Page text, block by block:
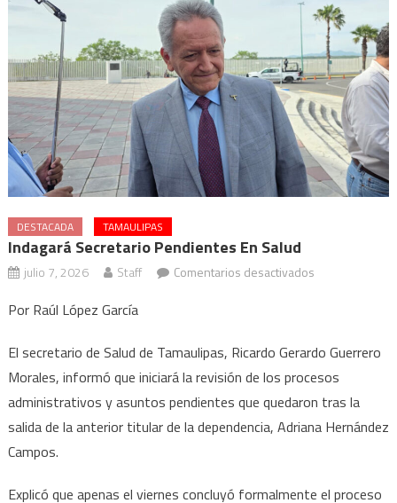
DESTACADA TAMAULIPAS
Indagará Secretario Pendientes En Salud
julio 7, 2026 Staff Comentarios desactivadosen
en
Salud
Por Raúl López García
El secretario de Salud de Tamaulipas, Ricardo Gerardo Guerrero
Morales, informó que iniciará la revisión de los procesos
administrativos y asuntos pendientes que quedaron tras la
salida de la anterior titular de la dependencia, Adriana Hernández
Campos.
Explicó que apenas el viernes concluyó formalmente el proceso